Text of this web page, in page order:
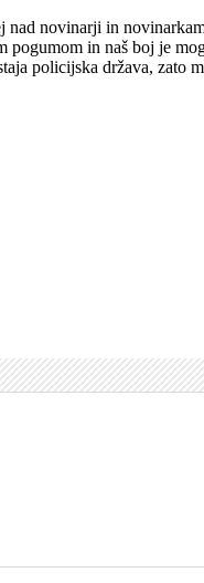
novinarji in
in naš boj je
policijska država,